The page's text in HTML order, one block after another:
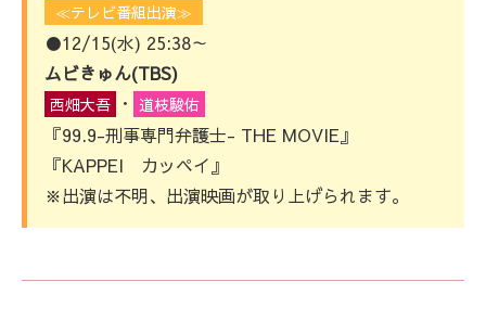
≪テレビ番組出演≫
●12/15(水) 25:38～
ムビきゅん(TBS)
西畑大吾 ・ 道枝駿佑
『99.9-刑事専門弁護士- THE MOVIE』
『KAPPEI カッペイ』
※出演は不明、出演映画が取り上げられます。